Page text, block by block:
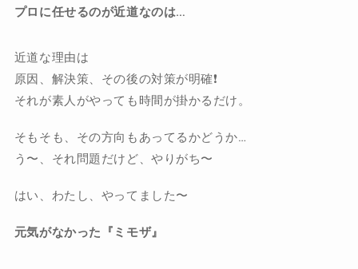
プロに任せるのが近道なのは…
近道な理由は
原因、解決策、その後の対策が明確❗️
それが素人がやっても時間が掛かるだけ。
そもそも、その方向もあってるかどうか…
う〜、それ問題だけど、やりがち〜
はい、わたし、やってました〜
元気がなかった『ミモザ』